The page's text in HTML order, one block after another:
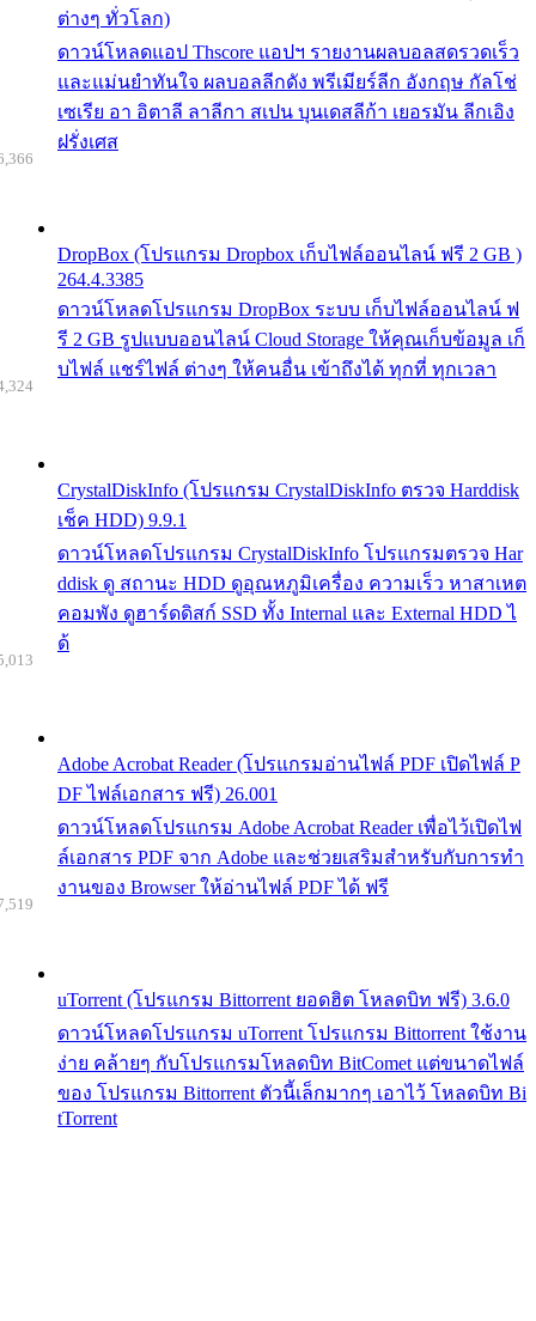
ต่างๆ ทั่วโลก)
ดาวน์โหลดแอป Thscore แอปฯ รายงานผลบอลสดรวดเร็ว
และแม่นยำทันใจ ผลบอลลีกดัง พรีเมียร์ลีก อังกฤษ กัลโช่
เซเรีย อา อิตาลี ลาลีกา สเปน บุนเดสลีก้า เยอรมัน ลีกเอิง
ฝรั่งเศส
DropBox (โปรแกรม Dropbox เก็บไฟล์ออนไลน์ ฟรี 2 GB )
264.4.3385
ดาวน์โหลดโปรแกรม DropBox ระบบ เก็บไฟล์ออนไลน์ ฟ
รี 2 GB รูปแบบออนไลน์ Cloud Storage ให้คุณเก็บข้อมูล เก็
บไฟล์ แชร์ไฟล์ ต่างๆ ให้คนอื่น เข้าถึงได้ ทุกที่ ทุกเวลา
CrystalDiskInfo (โปรแกรม CrystalDiskInfo ตรวจ Harddisk
เช็ค HDD) 9.9.1
ดาวน์โหลดโปรแกรม CrystalDiskInfo โปรแกรมตรวจ Har
ddisk ดู สถานะ HDD ดูอุณหภูมิเครื่อง ความเร็ว หาสาเหต
คอมพัง ดูฮาร์ดดิสก์ SSD ทั้ง Internal และ External HDD ไ
ด้
Adobe Acrobat Reader (โปรแกรมอ่านไฟล์ PDF เปิดไฟล์ P
DF ไฟล์เอกสาร ฟรี) 26.001
ดาวน์โหลดโปรแกรม Adobe Acrobat Reader เพื่อไว้เปิดไฟ
ล์เอกสาร PDF จาก Adobe และช่วยเสริมสำหรับกับการทำ
งานของ Browser ให้อ่านไฟล์ PDF ได้ ฟรี
uTorrent (โปรแกรม Bittorrent ยอดฮิต โหลดบิท ฟรี) 3.6.0
ดาวน์โหลดโปรแกรม uTorrent โปรแกรม Bittorrent ใช้งาน
ง่าย คล้ายๆ กับโปรแกรมโหลดบิท BitComet แต่ขนาดไฟล์
ของ โปรแกรม Bittorrent ตัวนี้เล็กมากๆ เอาไว้ โหลดบิท Bi
tTorrent